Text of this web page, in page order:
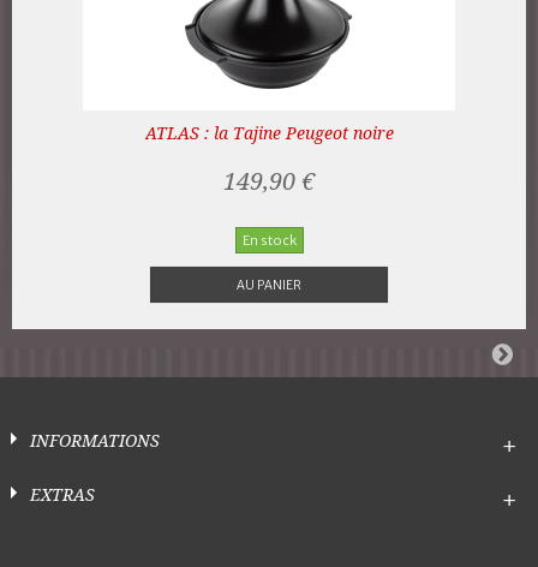
ATLAS : la Tajine Peugeot noire
149,90 €
En stock
AU PANIER
INFORMATIONS
EXTRAS